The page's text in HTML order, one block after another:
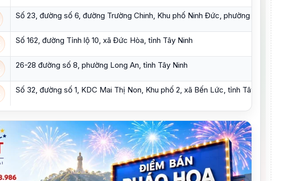
Số 23, đường số 6, đường Trường Chinh, Khu phố Ninh Đức, phường Ninh
Số 162, đường Tỉnh lộ 10, xã Đức Hòa, tỉnh Tây Ninh
26-28 đường số 8, phường Long An, tỉnh Tây Ninh
Số 32, đường số 1, KDC Mai Thị Non, Khu phố 2, xã Bến Lức, tỉnh Tây Ninh